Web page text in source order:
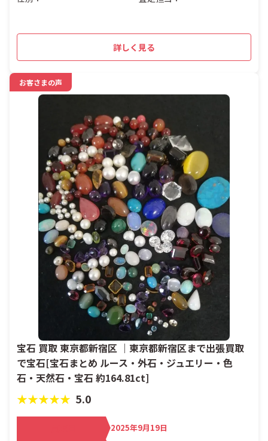
詳しく見る
お客さまの声
宝石 買取 東京都新宿区 ｜東京都新宿区まで出張買取
で宝石[宝石まとめ ルース・外石・ジュエリー・色
石・天然石・宝石 約164.81ct]
★★★★★ 5.0
2025年9月19日